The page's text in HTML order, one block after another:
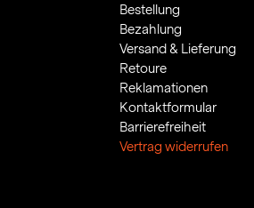
Bestellung
Bezahlung
Versand & Lieferung
Retoure
Reklamationen
Kontaktformular
Barrierefreiheit
Vertrag widerrufen